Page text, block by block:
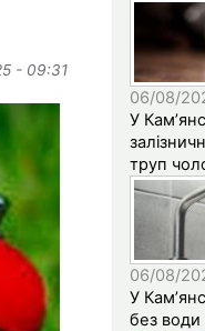
- 09:31
06/08/
У
труп
06/08/
У
без води